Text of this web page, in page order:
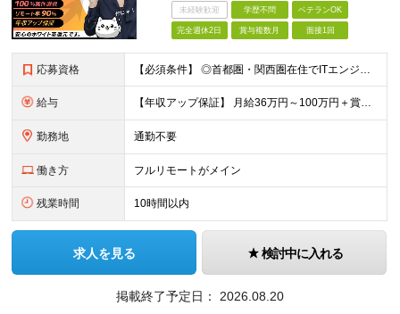
未経験歓迎 学歴不問 ベテランOK
完全週休2日 賞与複数月 面接1回
応募資格 【必須条件】 ◎首都圏・関西圏在住でITエンジニアとしての実務経験が3年以上ある⽅（開発・インフラいずれも歓迎） →首都圏（東京、神奈川、千葉、埼玉）、関西圏（大阪、兵庫、京都）在住のITエンジニア採
給与 【年収アップ保証】 月給36万円～100万円＋賞与（年3回）＋諸手当 ◆想定年収432万円〜1200万円(経験・スキルを考慮し決定) ※年収アップ保証付帯 ◆基本給には⽉20時間分の固定残業代(31,
勤務地 通勤不要
働き方 フルリモートがメイン
残業時間 10時間以内
求人を見る 検討中に入れる
掲載終了予定日： 2026.08.20